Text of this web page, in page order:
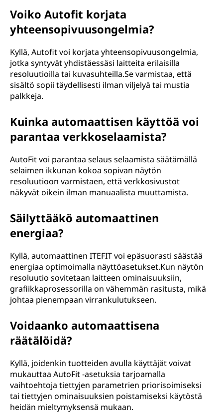
Voiko Autofit korjata
yhteensopivuusongelmia?
Kyllä, Autofit voi korjata yhteensopivuusongelmia,
jotka syntyvät yhdistäessäsi laitteita erilaisilla
resoluutioilla tai kuvasuhteilla.Se varmistaa, että
sisältö sopii täydellisesti ilman viljelyä tai mustia
palkkeja.
Kuinka automaattisen käyttöä voi
parantaa verkkoselaamista?
AutoFit voi parantaa selaus selaamista säätämällä
selaimen ikkunan kokoa sopivan näytön
resoluutioon varmistaen, että verkkosivustot
näkyvät oikein ilman manuaalista muuttamista.
Säilyttääkö automaattinen
energiaa?
Kyllä, automaattinen ITEFIT voi epäsuorasti säästää
energiaa optimoimalla näyttöasetukset.Kun näytön
resoluutio sovitetaan laitteen ominaisuuksiin,
grafiikkaprosessorilla on vähemmän rasitusta, mikä
johtaa pienempaan virrankulutukseen.
Voidaanko automaattisena
räätälöidä?
Kyllä, joidenkin tuotteiden avulla käyttäjät voivat
mukauttaa AutoFit -asetuksia tarjoamalla
vaihtoehtoja tiettyjen parametrien priorisoimiseksi
tai tiettyjen ominaisuuksien poistamiseksi käytöstä
heidän mieltymyksensä mukaan.